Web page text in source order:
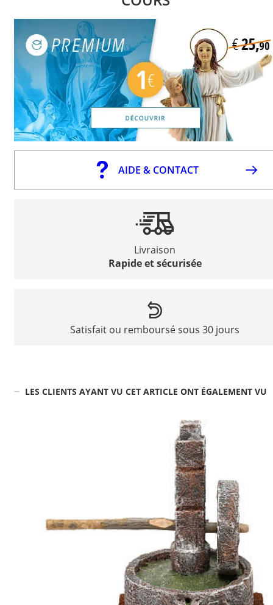
AIDE & CONTACT
Livraison
Rapide et sécurisée
Satisfait ou remboursé sous 30 jours
LES CLIENTS AYANT VU CET ARTICLE ONT ÉGALEMENT VU